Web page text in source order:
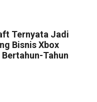
Ternyata Jadi
Bisnis Xbox
Tahun